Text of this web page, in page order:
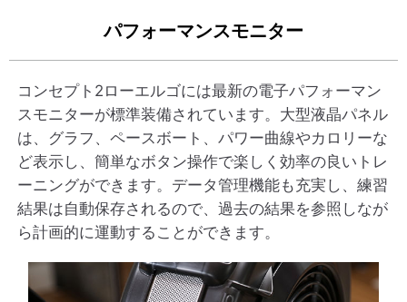
パフォーマンスモニター
コンセプト2ローエルゴには最新の電子パフォーマン
スモニターが標準装備されています。大型液晶パネル
は、グラフ、ペースボート、パワー曲線やカロリーな
ど表示し、簡単なボタン操作で楽しく効率の良いトレ
ーニングができます。データ管理機能も充実し、練習
結果は自動保存されるので、過去の結果を参照しなが
ら計画的に運動することができます。